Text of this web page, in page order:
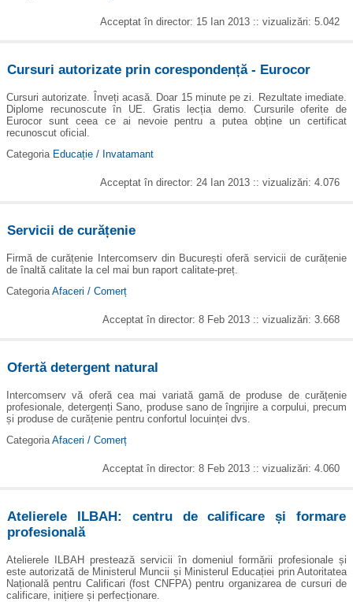
Acceptat în director: 15 Ian 2013 :: vizualizări: 5.042
Cursuri autorizate prin corespondență - Eurocor
Cursuri autorizate. Înveți acasă. Doar 15 minute pe zi. Rezultate imediate.
Diplome recunoscute în UE. Gratis lecția demo. Cursurile oferite de
Eurocor sunt ceea ce ai nevoie pentru a putea obține un certificat
recunoscut oficial.
Categoria Educație / Invatamant
Acceptat în director: 24 Ian 2013 :: vizualizări: 4.076
Servicii de curățenie
Firmă de curățenie Intercomserv din București oferă servicii de curățenie
de înaltă calitate la cel mai bun raport calitate-preț.
Categoria Afaceri / Comerț
Acceptat în director: 8 Feb 2013 :: vizualizări: 3.668
Ofertă detergent natural
Intercomserv vă oferă cea mai variată gamă de produse de curățenie
profesionale, detergenți Sano, produse sano de îngrijire a corpului, precum
și produse de curățenie pentru confortul locuinței dvs.
Categoria Afaceri / Comerț
Acceptat în director: 8 Feb 2013 :: vizualizări: 4.060
Atelierele ILBAH: centru de calificare și formare
profesională
Atelierele ILBAH prestează servicii în domeniul formării profesionale și
este autorizată de Ministerul Muncii și Ministerul Educației prin Autoritatea
Națională pentru Calificari (fost CNFPA) pentru organizarea de cursuri de
calificare, inițiere și perfecționare.